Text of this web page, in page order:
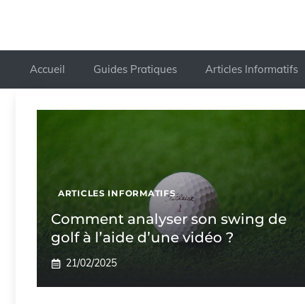
Accueil Guides Pratiques Articles Informatifs
ARTICLES INFORMATIFS
Comment analyser son swing de
golf à l’aide d’une vidéo ?
21/02/2025